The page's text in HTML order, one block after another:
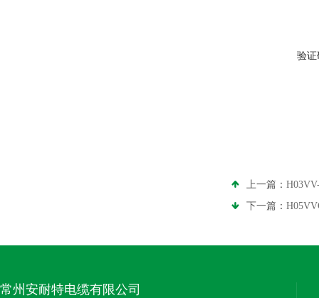
验证
上一篇：
下一篇：
常州安耐特电缆有限公司